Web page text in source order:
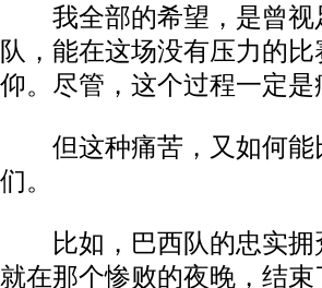
我全部的希望，是曾视
队，能在这场没有压力的
仰。尽管，这个过程一定是
但这种痛苦，又如何能
们。
比如，巴西队的忠实拥
就在那个惨败的夜晚，结